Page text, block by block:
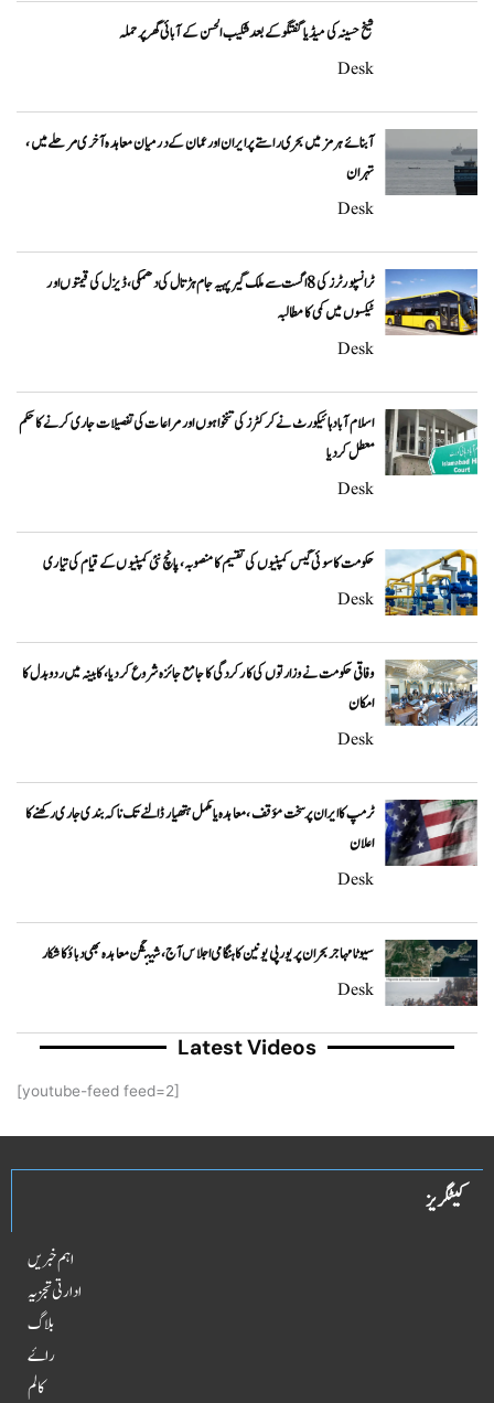
شیخ حسینہ کی میڈیا گفتگو کے بعد شکیب الحسن کے آبائی گھر پر حملہ
Desk
آبنائے ہرمز میں بحری راستے پر ایران اور عمان کے درمیان معاہدہ آخری مرحلے میں،
تہران
Desk
ٹرانسپورٹرز کی 8 اگست سے ملک گیر پہیہ جام ہڑتال کی دھمکی، ڈیزل کی قیمتوں اور
ٹیکسوں میں کمی کا مطالبہ
Desk
اسلام آباد ہائیکورٹ نے کرکٹرز کی تنخواہوں اور مراعات کی تفصیلات جاری کرنے کا حکم
معطل کر دیا
Desk
حکومت کا سوئی گیس کمپنیوں کی تقسیم کا منصوبہ، پانچ نئی کمپنیوں کے قیام کی تیاری
Desk
وفاقی حکومت نے وزارتوں کی کارکردگی کا جامع جائزہ شروع کر دیا، کابینہ میں ردوبدل کا
امکان
Desk
ٹرمپ کا ایران پر سخت مؤقف، معاہدہ یا مکمل ہتھیار ڈالنے تک ناکہ بندی جاری رکھنے کا
اعلان
Desk
سیوٹا مہاجر بحران پر یورپی یونین کا ہنگامی اجلاس آج، شینگن معاہدہ بھی دباؤ کا شکار
Desk
Latest Videos
[youtube-feed feed=2]
کیٹگریز
اہم خبریں
ادارتی تجزیہ
بلاگ
راۓ
کالم